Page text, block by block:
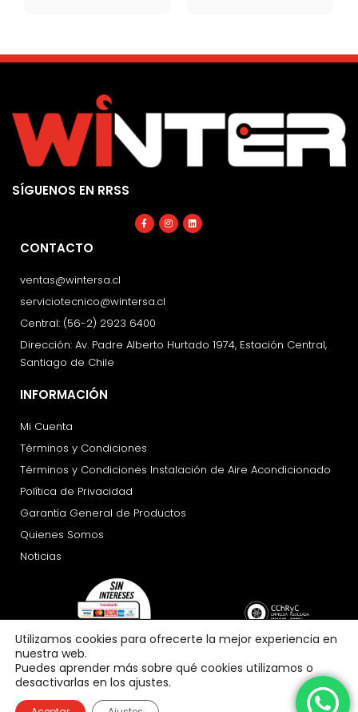
SÍGUENOS EN RRSS
Facebook-
f
Instagram
Linkedin
CONTACTO
ventas@wintersa.cl
serviciotecnico@wintersa.cl
Central: (56-2) 2923 6400
Dirección: Av. Padre Alberto Hurtado 1974, Estación Central,
Santiago de Chile
INFORMACIÓN
Mi Cuenta
Términos y Condiciones
Términos y Condiciones Instalación de Aire Acondicionado
Política de Privacidad
Garantía General de Productos
Quienes Somos
Noticias
Utilizamos cookies para ofrecerte la mejor experiencia en
nuestra web.
Puedes aprender más sobre qué cookies utilizamos o
desactivarlas en los ajustes.